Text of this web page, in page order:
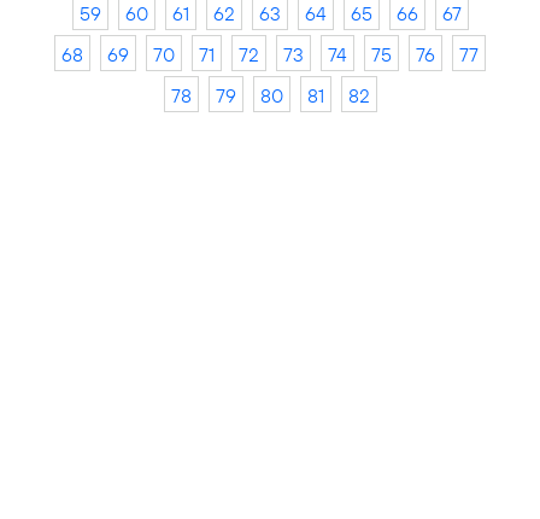
59
60 61 62 63 64 65 66
67
68
69 70 71 72 73 74 75 76
77
78
79 80 81 82